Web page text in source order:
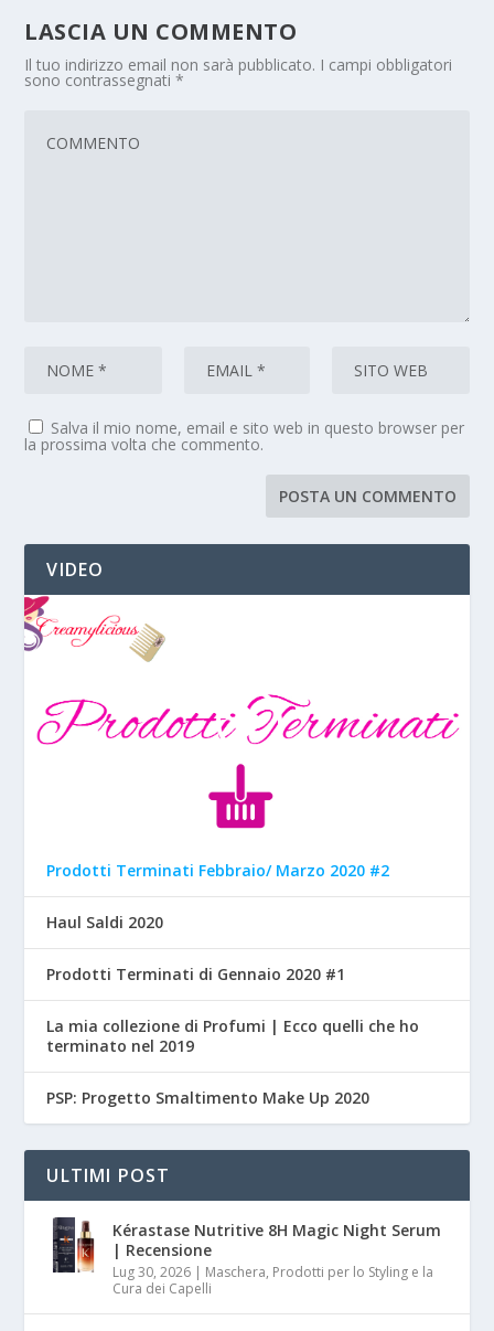
LASCIA UN COMMENTO
Il tuo indirizzo email non sarà pubblicato. I campi obbligatori
sono contrassegnati*
Salva il mio nome, email e sito web in questo browser per
la prossima volta che commento.
VIDEO
Prodotti Terminati Febbraio/ Marzo 2020 #2
Haul Saldi 2020
Prodotti Terminati di Gennaio 2020 #1
La mia collezione di Profumi | Ecco quelli che ho
terminato nel 2019
PSP: Progetto Smaltimento Make Up 2020
ULTIMI POST
Kérastase Nutritive 8H Magic Night Serum
| Recensione
Lug 30, 2026 | Maschera, Prodotti per lo Styling e la
Cura dei Capelli